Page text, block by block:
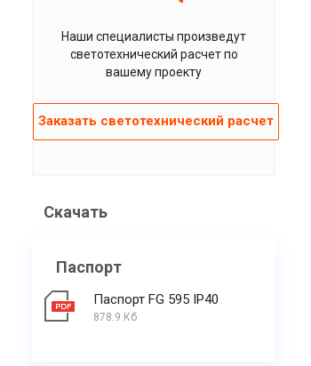
Наши специалисты произведут
светотехнический расчет по
вашему проекту
Заказать светотехнический расчет
Скачать
Паспорт
Паспорт FG 595 IP40
878.9 Кб